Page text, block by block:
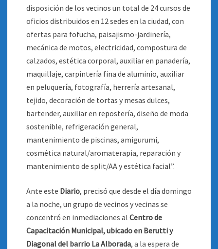
disposición de los vecinos un total de 24 cursos de
oficios distribuidos en 12 sedes en la ciudad, con
ofertas para fofucha, paisajismo-jardinería,
mecánica de motos, electricidad, compostura de
calzados, estética corporal, auxiliar en panadería,
maquillaje, carpintería fina de aluminio, auxiliar
en peluquería, fotografía, herrería artesanal,
tejido, decoración de tortas y mesas dulces,
bartender, auxiliar en repostería, diseño de moda
sostenible, refrigeración general,
mantenimiento de piscinas, amigurumi,
cosmética natural/aromaterapia, reparación y
mantenimiento de split/AA y estética facial”.
Ante este Diario, precisó que desde el día domingo
a la noche, un grupo de vecinos y vecinas se
concentró en inmediaciones al Centro de
Capacitación Municipal, ubicado en Berutti y
Diagonal del barrio La Alborada, a la espera de